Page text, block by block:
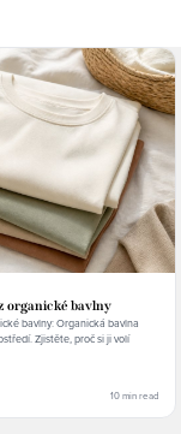
organické bavlny
bavlny: Organická bavlna
Zjistěte, proč si ji volí
10 min read